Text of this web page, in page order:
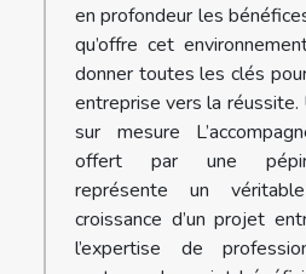
en profondeur les
qu’offre cet
donner toutes les clés
entreprise vers la réussite.
sur mesure
offert par une
représente un
croissance d’un projet
l’expertise de